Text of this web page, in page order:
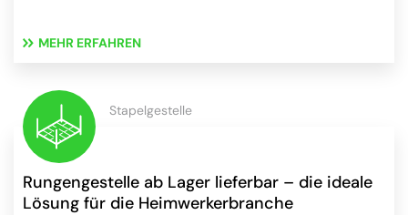
MEHR ERFAHREN
Rungengestelle ab Lager lieferbar – die ideale
Lösung für die Heimwerkerbranche
Stapelgestelle